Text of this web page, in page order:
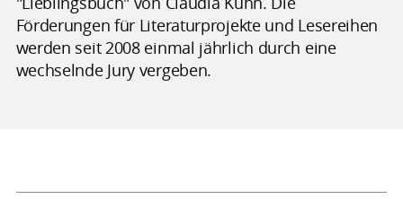
Förderungen für Literaturprojekte und Lesereihen
werden seit 2008 einmal jährlich durch eine
wechselnde Jury vergeben.